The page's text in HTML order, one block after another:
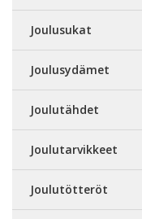
Joulusukat
Joulusydämet
Joulutähdet
Joulutarvikkeet
Joulutötteröt